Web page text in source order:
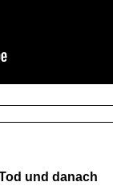
und danach